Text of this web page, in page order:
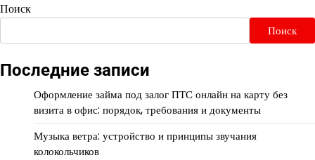
Поиск
Поиск
Последние записи
Оформление займа под залог ПТС онлайн на карту без
визита в офис: порядок, требования и документы
Музыка ветра: устройство и принципы звучания
колокольчиков